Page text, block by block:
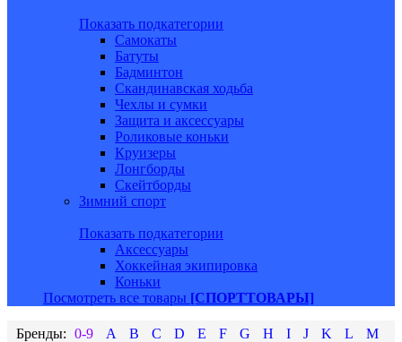
Показать подкатегории
Самокаты
Батуты
Бадминтон
Скандинавская ходьба
Чехлы и сумки
Защита и аксессуары
Роликовые коньки
Круизеры
Лонгборды
Скейтборды
Зимний спорт
Показать подкатегории
Аксессуары
Хоккейная экипировка
Коньки
Посмотреть все товары [СПОРТТОВАРЫ]
0-9 A B C D E F G H I J K L
M